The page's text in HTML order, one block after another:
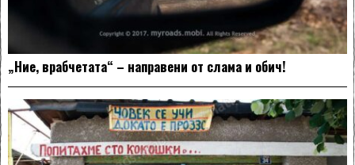
„Ние, врабчетата“ – направени от слама и обич!